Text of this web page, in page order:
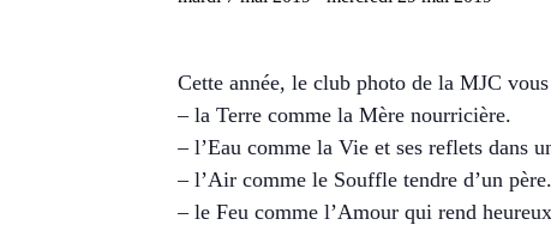
Cette année, le club photo de la MJC
– la Terre comme la Mère nourricière.
– l’Eau comme la Vie et ses reflets dans
– l’Air comme le Souffle tendre d’un père.
– le Feu comme l’Amour qui rend